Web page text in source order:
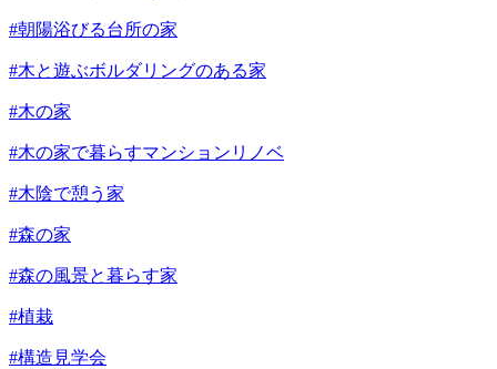
#朝陽浴びる台所の家
#木と遊ぶボルダリングのある家
#木の家
#木の家で暮らすマンションリノベ
#木陰で憩う家
#森の家
#森の風景と暮らす家
#植栽
#構造見学会